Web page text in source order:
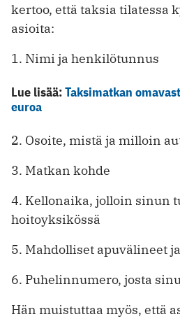
kertoo, että taksia tilatessa
asioita:
1. Nimi ja henkilötunnus
Lue lisää:Taksimatkan
euroa
2. Osoite, mistä ja milloin
3. Matkan kohde
4. Kellonaika, jolloin sinun
hoitoyksikössä
5. Mahdolliset apuvälineet
6. Puhelinnumero, josta
Hän muistuttaa myös, että